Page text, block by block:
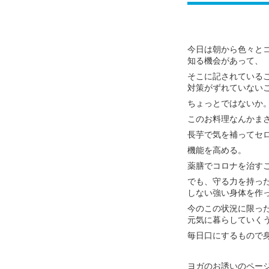
今日は朝から色々と
知る機会があって、
そこに記されている
対策がずれていない
ちょっとではないか
このお料理なんかま
長芋で気を補ってセ
機能を高める。
薬膳でコロナを治す
でも、守る力を持っ
しない強い身体を作
今のこの状況に限っ
元気に暮らしていく
毎日口にするもので
ヨガのお誘いのペー